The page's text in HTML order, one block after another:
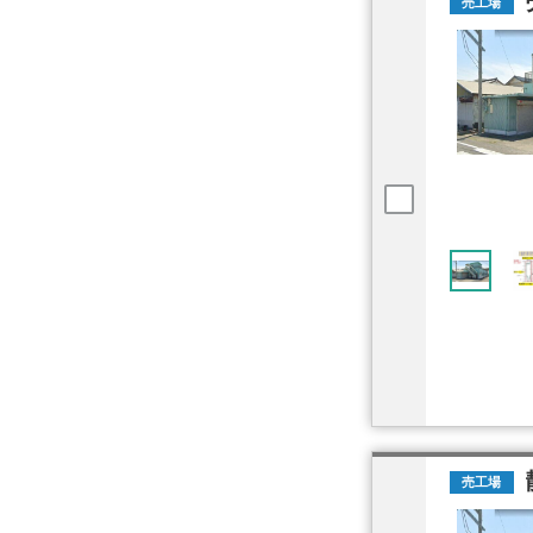
売工場
売工場